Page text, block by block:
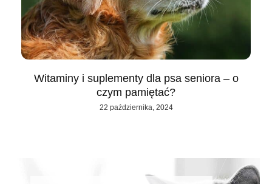
Witaminy i suplementy dla psa seniora – o
czym pamiętać?
22 października, 2024